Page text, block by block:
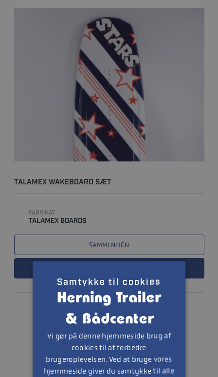
TALAMEX WAKEBOARD SÆT
FABRIKAT
TALAMEX BOARDS
SAMMENLIGN
Samtykke til cookies
Vi gør på denne hjemmeside brug af
cookies til at forbedre
brugeroplevelsen. Ved at bruge vores
hjemmeside giver du samtykke til alle